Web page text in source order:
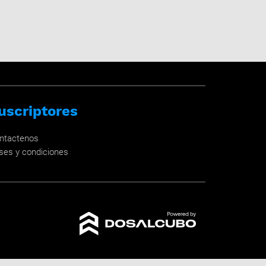
y condiciones